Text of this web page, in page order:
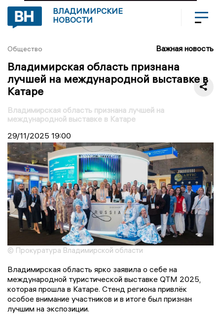
ВЛАДИМИРСКИЕ
НОВОСТИ
Общество Важная новость
Владимирская область признана
лучшей на международной выставке в
Катаре
Владимирская область признана лучшей на
международной выставке в Катаре
29/11/2025 19:00
© Прокуратура Владимирской области
Владимирская область ярко заявила о себе на
международной туристической выставке QTM 2025,
которая прошла в Катаре. Стенд региона привлёк
особое внимание участников и в итоге был признан
лучшим на экспозиции.